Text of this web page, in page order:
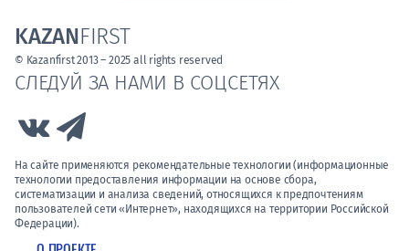
СЛЕДУЙ ЗА НАМИ В СОЦСЕТЯХ
Link to Vk
На сайте применяются рекомендательные технологии (информационные
технологии предоставления информации на основе сбора,
систематизации и анализа сведений, относящихся к предпочтениям
пользователей сети «Интернет», находящихся на территории Российской
Федерации).
KAZANFIRST
© Kazanfirst 2013 – 2025 all rights reserved